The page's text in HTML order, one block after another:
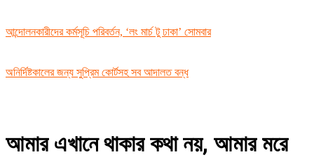
আন্দোলনকারীদের কর্মসূচি পরিবর্তন, ‘লং মার্চ টু ঢাকা’ সোমবার
অনির্দিষ্টকালের জন্য সুপ্রিম কোর্টসহ সব আদালত বন্ধ
আমার এখানে থাকার কথা নয়, আমার মরে